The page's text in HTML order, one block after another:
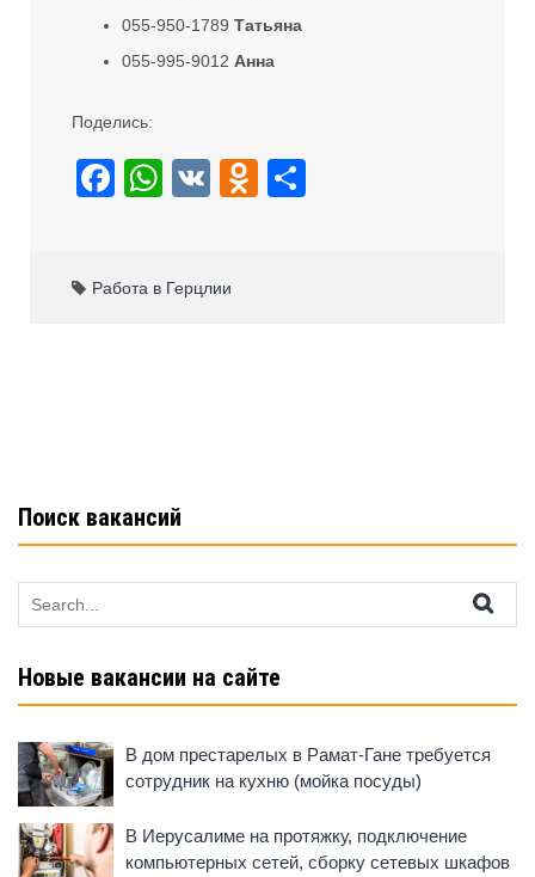
055-950-1789Татьяна
055-995-9012 Анна
Поделись:
F
e
W
s
V
O
Работа в Герцлии
Поиск вакансий
for:
Новые вакансии на сайте
В дом престарелых в Рамат-Гане требуется
сотрудник на кухню (мойка посуды)
В Иерусалиме на протяжку, подключение
компьютерных сетей, сборку сетевых шкафов